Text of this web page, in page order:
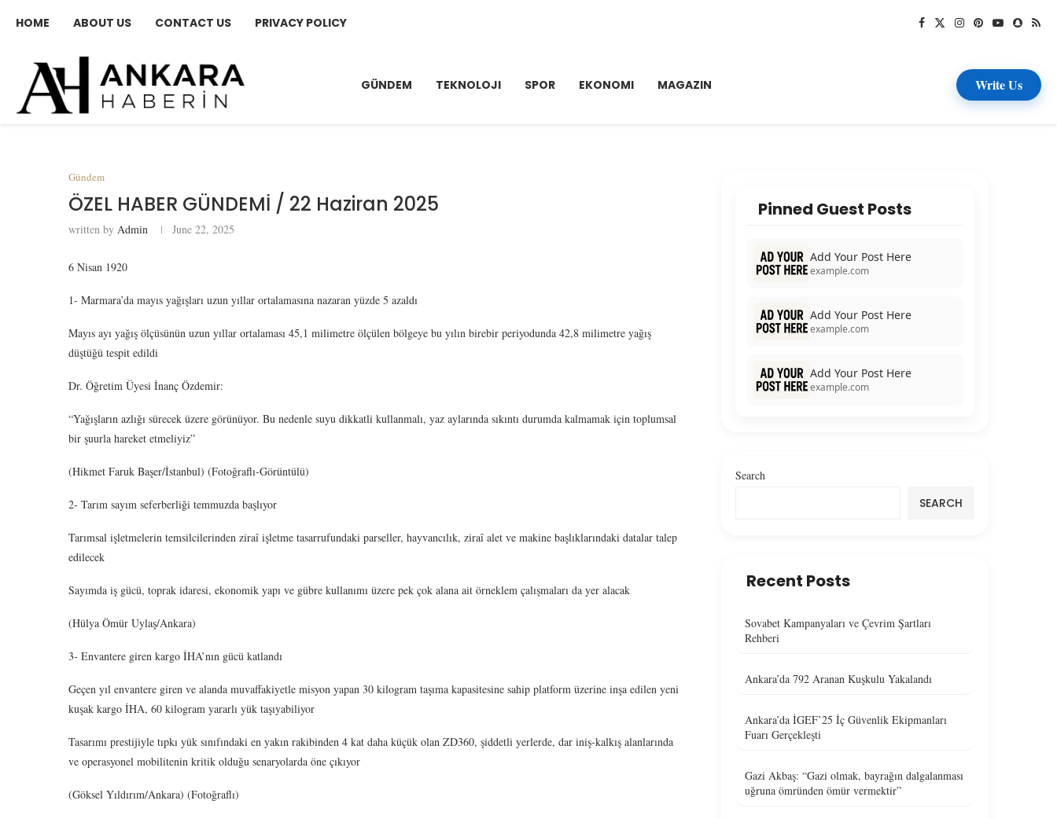
HOME ABOUT US CONTACT US PRIVACY POLICY
GÜNDEM TEKNOLOJI SPOR EKONOMI MAGAZIN Write Us
Gündem
ÖZEL HABER GÜNDEMİ / 22 Haziran 2025
written by Admin June 22, 2025
6 Nisan 1920
1- Marmara’da mayıs yağışları uzun yıllar ortalamasına nazaran yüzde 5 azaldı
Mayıs ayı yağış ölçüsünün uzun yıllar ortalaması 45,1 milimetre ölçülen bölgeye bu yılın birebir periyodunda 42,8 milimetre yağış
düştüğü tespit edildi
Dr. Öğretim Üyesi İnanç Özdemir:
“Yağışların azlığı sürecek üzere görünüyor. Bu nedenle suyu dikkatli kullanmalı, yaz aylarında sıkıntı durumda kalmamak için toplumsal
bir şuurla hareket etmeliyiz”
(Hikmet Faruk Başer/İstanbul) (Fotoğraflı-Görüntülü)
2- Tarım sayım seferberliği temmuzda başlıyor
Tarımsal işletmelerin temsilcilerinden ziraî işletme tasarrufundaki parseller, hayvancılık, ziraî alet ve makine başlıklarındaki datalar talep
edilecek
Sayımda iş gücü, toprak idaresi, ekonomik yapı ve gübre kullanımı üzere pek çok alana ait örneklem çalışmaları da yer alacak
(Hülya Ömür Uylaş/Ankara)
3- Envantere giren kargo İHA’nın gücü katlandı
Geçen yıl envantere giren ve alanda muvaffakiyetle misyon yapan 30 kilogram taşıma kapasitesine sahip platform üzerine inşa edilen yeni
kuşak kargo İHA, 60 kilogram yararlı yük taşıyabiliyor
Tasarımı prestijiyle tıpkı yük sınıfındaki en yakın rakibinden 4 kat daha küçük olan ZD360, şiddetli yerlerde, dar iniş-kalkış alanlarında
ve operasyonel mobilitenin kritik olduğu senaryolarda öne çıkıyor
(Göksel Yıldırım/Ankara) (Fotoğraflı)
Pinned Guest Posts
Add Your Post Here
example.com
Add Your Post Here
example.com
Add Your Post Here
example.com
Search
SEARCH
Recent Posts
Sovabet Kampanyaları ve Çevrim Şartları
Rehberi
Ankara’da 792 Aranan Kuşkulu Yakalandı
Ankara’da İGEF’25 İç Güvenlik Ekipmanları
Fuarı Gerçekleşti
Gazi Akbaş: “Gazi olmak, bayrağın dalgalanması
uğruna ömründen ömür vermektir”